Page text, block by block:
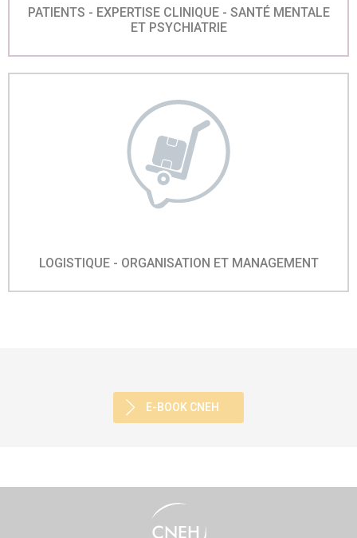
PATIENTS - EXPERTISE CLINIQUE - SANTÉ MENTALE
ET PSYCHIATRIE
LOGISTIQUE - ORGANISATION ET MANAGEMENT
E-BOOK CNEH